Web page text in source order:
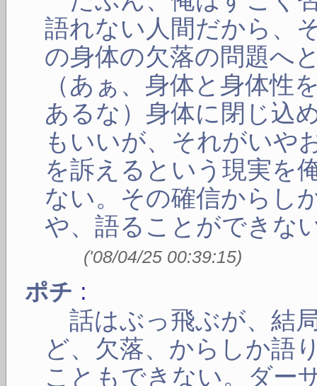
語れない人間だから、
の身体の欠落の問題へ
（あぁ、身体と身体性
あるな）身体に閉じ込
もいいが、それがいや
を訴えるという現実を
ない。その確信からし
や、語ることができな
('08/04/25 00:39:15)
ポチ :
話はぶっ飛ぶが、結
ど、欠落、からしか語
こともできない。ダー